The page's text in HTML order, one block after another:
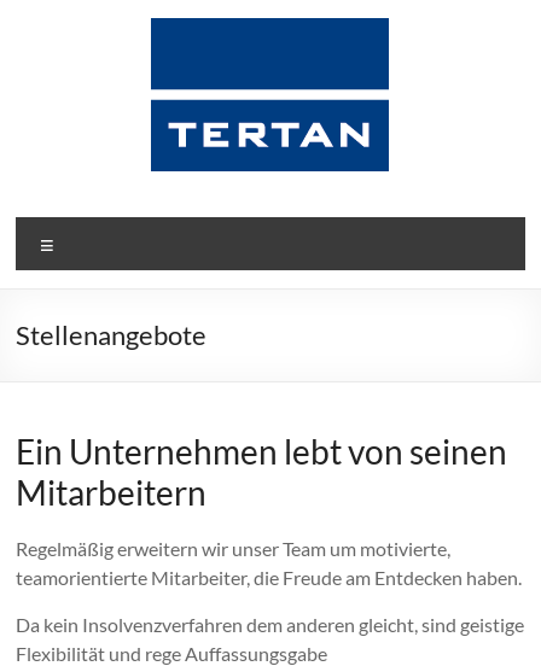
Tertan
Die
Insolvenzdienstleister
Stellenangebote
Ein Unternehmen lebt von seinen
Mitarbeitern
Regelmäßig erweitern wir unser Team um motivierte,
teamorientierte Mitarbeiter, die Freude am Entdecken haben.
Da kein Insolvenzverfahren dem anderen gleicht, sind geistige
Flexibilität und rege Auffassungsgabe